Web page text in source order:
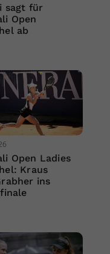
sagt für
Open
ab
Open Ladies
Kraus
ins